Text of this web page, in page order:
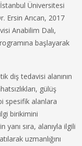
İstanbul Üniversitesi
Ersin Arıcan, 2017
Anabilim Dalı,
başlayarak
diş tedavisi alanının
gülüş
spesifik alanlara
birikimini
sıra, alanıyla ilgili
uzmanlığını